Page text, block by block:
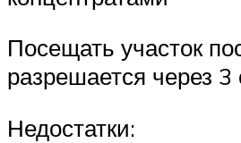
Посещать участок
разрешается через 3
Недостатки: